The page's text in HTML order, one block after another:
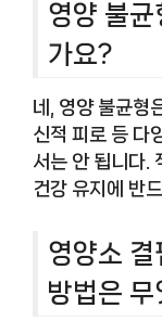
영양 불
가요?
네, 영양 불균형
신적 피로 등 다
서는 안 됩니다.
건강 유지에 반
영양소
방법은